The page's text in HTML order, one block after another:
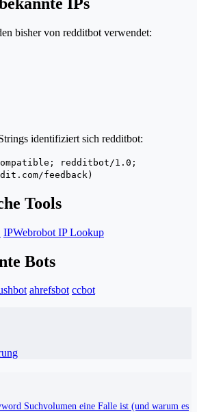
bisher von redditbot verwendet:
identifiziert sich redditbot:
redditbot/1.0;
feedback)
Tools
IPWebrobot IP Lookup
Bots
ahrefsbot ccbot
Suchvolumen eine Falle ist (und warum es